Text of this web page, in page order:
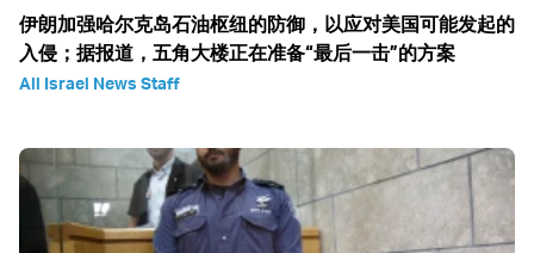
伊朗加强哈尔克岛石油枢纽的防御，以应对美国可能发起的
入侵；据报道，五角大楼正在准备“最后一击”的方案
All Israel News Staff